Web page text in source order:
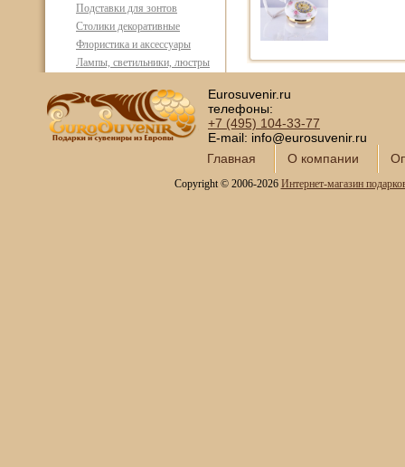
Подставки для зонтов
Столики декоративные
Флористика и аксессуары
Лампы, светильники, люстры
столовой посуды
Православные подарки
Открытки и конверты для
Сувениры курительной
Eurosuvenir.ru
телефоны:
+7 (495) 104-33-77
E-mail: info@eurosuvenir.ru
Главная
О компании
Copyright © 2006-2026 Интернет-магазин